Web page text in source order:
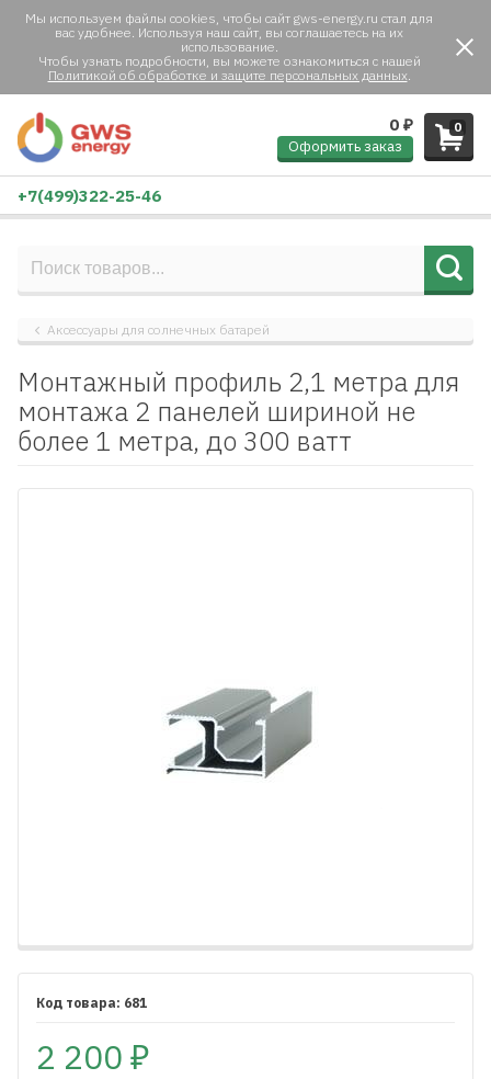
Мы используем файлы cookies, чтобы сайт gws-energy.ru стал для
вас удобнее. Используя наш сайт, вы соглашаетесь на их
использование.
Чтобы узнать подробности, вы можете ознакомиться с нашей
Политикой об обработке и защите персональных данных.
0
0 ₽
Оформить заказ
+7(499)322-25-46
Аксессуары для солнечных батарей
Монтажный профиль 2,1 метра для
монтажа 2 панелей шириной не
более 1 метра, до 300 ватт
681
2 200 ₽